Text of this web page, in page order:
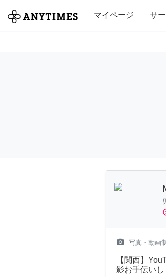
マイページ サ
全て 修理・組立 家
camera_alt 写真・動画
【関西】
影お手伝いし